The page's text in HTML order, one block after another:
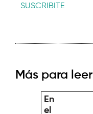
SUSCRIBITE
Más para leer
En
el